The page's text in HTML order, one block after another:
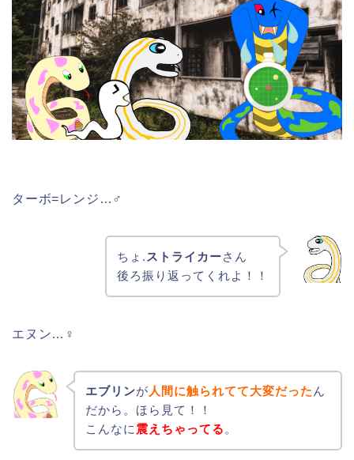
ターボ=レンジ…♂
ちょ. ストライカーさん
後ろ振り返ってくれよ！！
エヌン…♀
エブリンが人間に触られてて大変だったん
だから。ほら見て！！
こんなに震えちゃってる。